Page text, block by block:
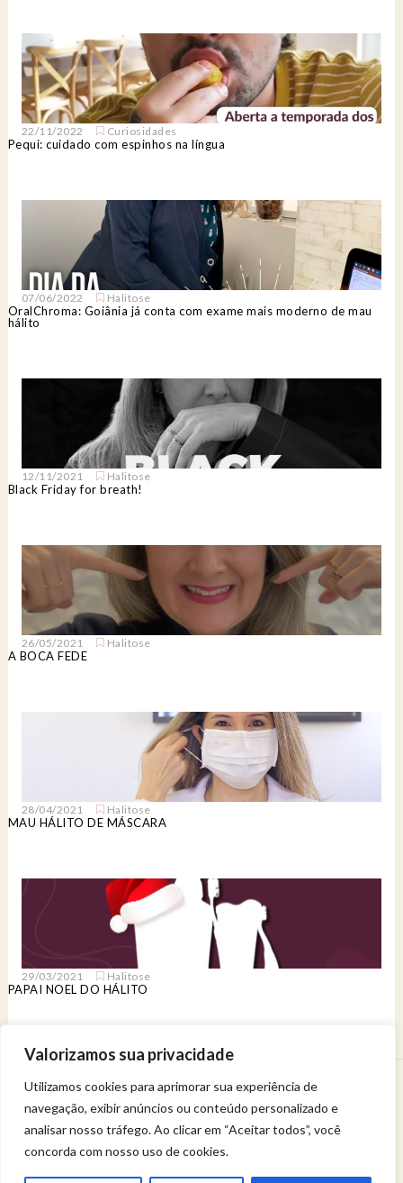
Valorizamos sua privacidade
Utilizamos cookies para aprimorar sua experiência de
navegação, exibir anúncios ou conteúdo personalizado e
analisar nosso tráfego. Ao clicar em “Aceitar todos”, você
concorda com nosso uso de cookies.
22/11/2022 Curiosidades
Pequi: cuidado com espinhos na língua
07/06/2022 Halitose
OralChroma: Goiânia já conta com exame mais moderno de mau
hálito
12/11/2021 Halitose
Black Friday for breath!
26/05/2021 Halitose
A BOCA FEDE
28/04/2021 Halitose
MAU HÁLITO DE MÁSCARA
29/03/2021 Halitose
PAPAI NOEL DO HÁLITO
Venha viver uma experiência de bem-estar.
Entregue a sua saúde a uma profissional qualificada.
Política de privacidade